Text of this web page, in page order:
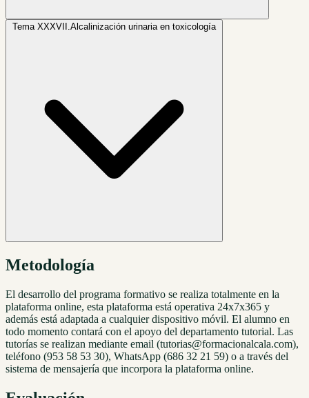
Tema XXXVII. Alcalinización urinaria en toxicología
Metodología
El desarrollo del programa formativo se realiza totalmente en la
plataforma online, esta plataforma está operativa 24x7x365 y
además está adaptada a cualquier dispositivo móvil. El alumno en
todo momento contará con el apoyo del departamento tutorial. Las
tutorías se realizan mediante email (tutorias@formacionalcala.com),
teléfono (953 58 53 30), WhatsApp (686 32 21 59) o a través del
sistema de mensajería que incorpora la plataforma online.